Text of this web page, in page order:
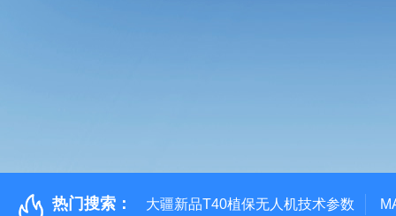
热门搜索： 大疆新品T40植保无人机技术参数